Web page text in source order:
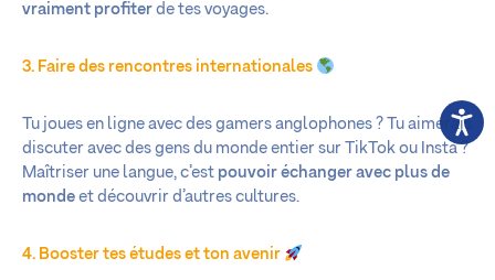
vraiment profiter de tes voyages.
3. Faire des rencontres internationales
Tu joues en ligne avec des gamers anglophones ? Tu aimerais
discuter avec des gens du monde entier sur TikTok ou Insta ?
Maîtriser une langue, c’est pouvoir échanger avec plus de
monde et découvrir d’autres cultures.
4. Booster tes études et ton avenir